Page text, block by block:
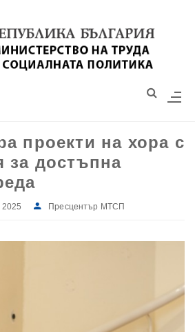
проекти на хора с
за достъпна
2025 Пресцентър МТСП